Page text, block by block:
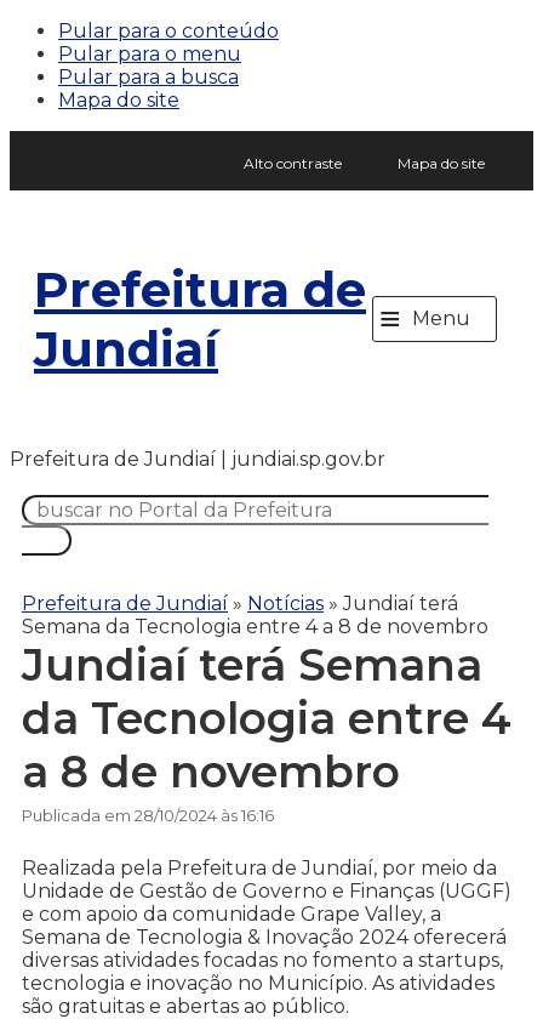
Pular para o conteúdo
Pular para o menu
Pular para a busca
Mapa do site
Alto contraste Mapa do site
Prefeitura de
Jundiaí
≡ Menu
Prefeitura de Jundiaí | jundiai.sp.gov.br
Prefeitura de Jundiaí » Notícias »Jundiaí terá
Semana da Tecnologia entre 4 a 8 de novembro
Jundiaí terá Semana
da Tecnologia entre 4
a 8 de novembro
Publicada em 28/10/2024 às 16:16
Realizada pela Prefeitura de Jundiaí, por meio da
Unidade de Gestão de Governo e Finanças (UGGF)
e com apoio da comunidade Grape Valley, a
Semana de Tecnologia & Inovação 2024 oferecerá
diversas atividades focadas no fomento a startups,
tecnologia e inovação no Município. As atividades
são gratuitas e abertas ao público.